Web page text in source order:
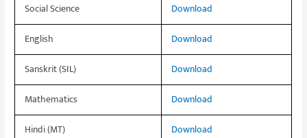
Social Science
Download
English
Download
Sanskrit (SIL)
Download
Mathematics
Download
Hindi (MT)
Download